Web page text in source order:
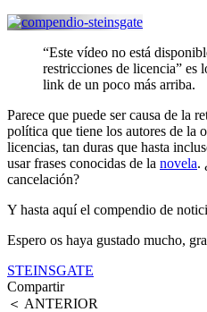
“Este vídeo no está
restricciones de licencia” es
link de un poco más arriba.
Parece que puede ser causa de la
política que tiene los autores de la
licencias, tan duras que hasta
usar frases conocidas de la novela.
cancelación?
Y hasta aquí el compendio de
Espero os haya gustado mucho,
STEINSGATE
Compartir
＜ ANTERIOR